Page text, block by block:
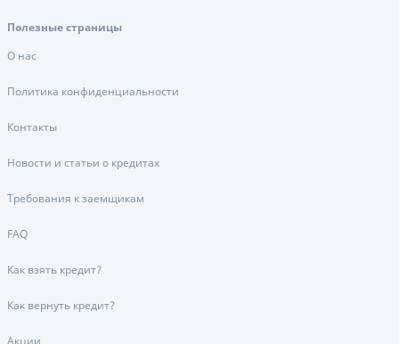
Полезные страницы
О нас
Политика конфиденциальности
Контакты
Новости и статьи о кредитах
Требования к заемщикам
FAQ
Как взять кредит?
Как вернуть кредит?
Акции